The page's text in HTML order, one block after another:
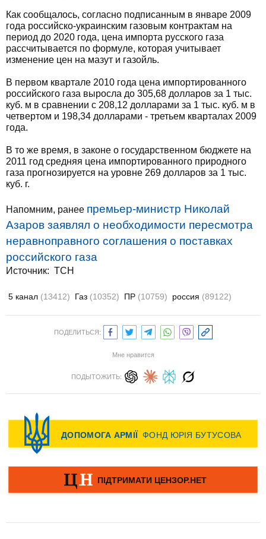
Как сообщалось, согласно подписанным в январе 2009
года российско-украинским газовым контрактам на
период до 2020 года, цена импорта русского газа
рассчитывается по формуле, которая учитывает
изменение цен на мазут и газойль.
В первом квартале 2010 года цена импортированного
российского газа выросла до 305,68 долларов за 1 тыс.
куб. м в сравнении с 208,12 долларами за 1 тыс. куб. м в
четвертом и 198,34 долларами - третьем кварталах 2009
года.
В то же время, в законе о государственном бюджете на
2011 год средняя цена импортированного природного
газа прогнозируется на уровне 269 долларов за 1 тыс.
куб. г.
Напомним, ранее премьер-министр Николай
Азаров заявлял о необходимости пересмотра
неравноправного соглашения о поставках
российского газа
Источник: ТСН
5 канал (13412) Газ (10352) ПР (10759) россия (89122)
ПОДЕЛИТЬСЯ:
Мне нравится
ПОДЫТОЖИТЬ: